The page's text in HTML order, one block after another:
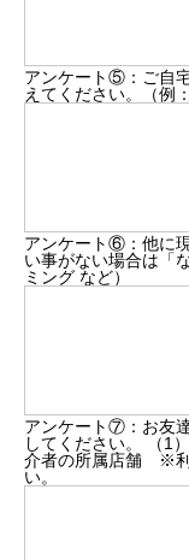
アンケート⑤：ご自
えてください。（例
アンケート⑥：他に
い事がない場合は「
ミング など）
アンケート⑦：お友
してください。 （1
介者の所属店舗 ※利
い。